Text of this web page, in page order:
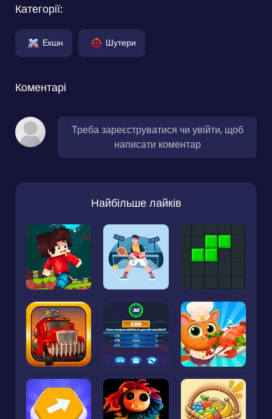
Категорії:
Екшн Шутери
Коментарі
Треба зареєструватися чи увійти, щоб
написати коментар
Найбільше лайків